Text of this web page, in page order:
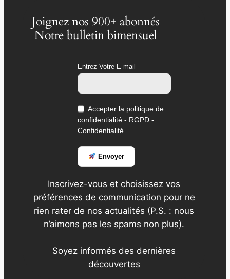
Joignez nos 900+ abonnés
Notre bulletin bimensuel
Entrez Votre E-mail
Accepter la politique de
confidentialité - RGPD -
Confidentialité
Envoyer
Inscrivez-vous et choisissez vos
préférences de communication pour ne
rien rater de nos actualités (P.S. : nous
n’aimons pas les spams non plus).
Soyez informés des dernières
découvertes